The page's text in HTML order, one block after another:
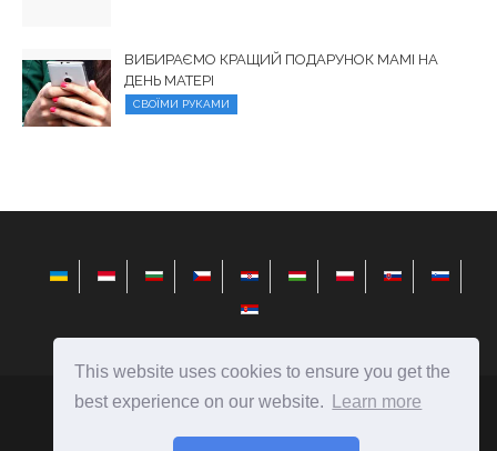
This website uses cookies to ensure you get the
best experience on our website.
Learn more
ВИБИРАЄМО КРАЩИЙ ПОДАРУНОК МАМІ НА
ДЕНЬ МАТЕРІ
СВОЇМИ РУКАМИ
2026